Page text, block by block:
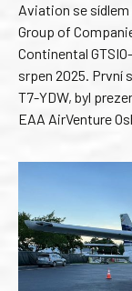
Aviation se
Group of
Continental
srpen 2025. První
T7-YDW, byl
EAA AirVenture